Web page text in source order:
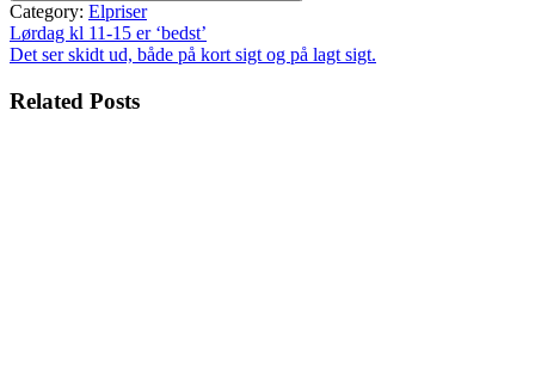
Category: Elpriser
Indlægsnavigation
Lørdag kl 11-15 er ‘bedst’
Det ser skidt ud, både på kort sigt og på lagt sigt.
Related Posts